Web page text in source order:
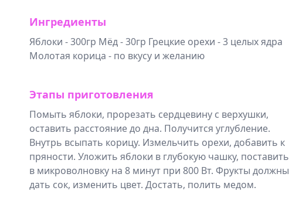
Ингредиенты
Яблоки - 300гр Мёд - 30гр Грецкие орехи - 3 целых ядра
Молотая корица - по вкусу и желанию
Этапы приготовления
Помыть яблоки, прорезать сердцевину с верхушки,
оставить расстояние до дна. Получится углубление.
Внутрь всыпать корицу. Измельчить орехи, добавить к
пряности. Уложить яблоки в глубокую чашку, поставить
в микроволновку на 8 минут при 800 Вт. Фрукты должны
дать сок, изменить цвет. Достать, полить медом.